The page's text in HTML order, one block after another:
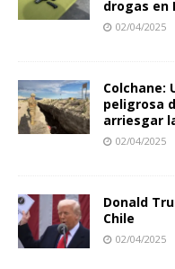
drogas en
02/04/2025
Colchane:
peligrosa
arriesgar
02/04/2025
Donald
Chile
02/04/2025